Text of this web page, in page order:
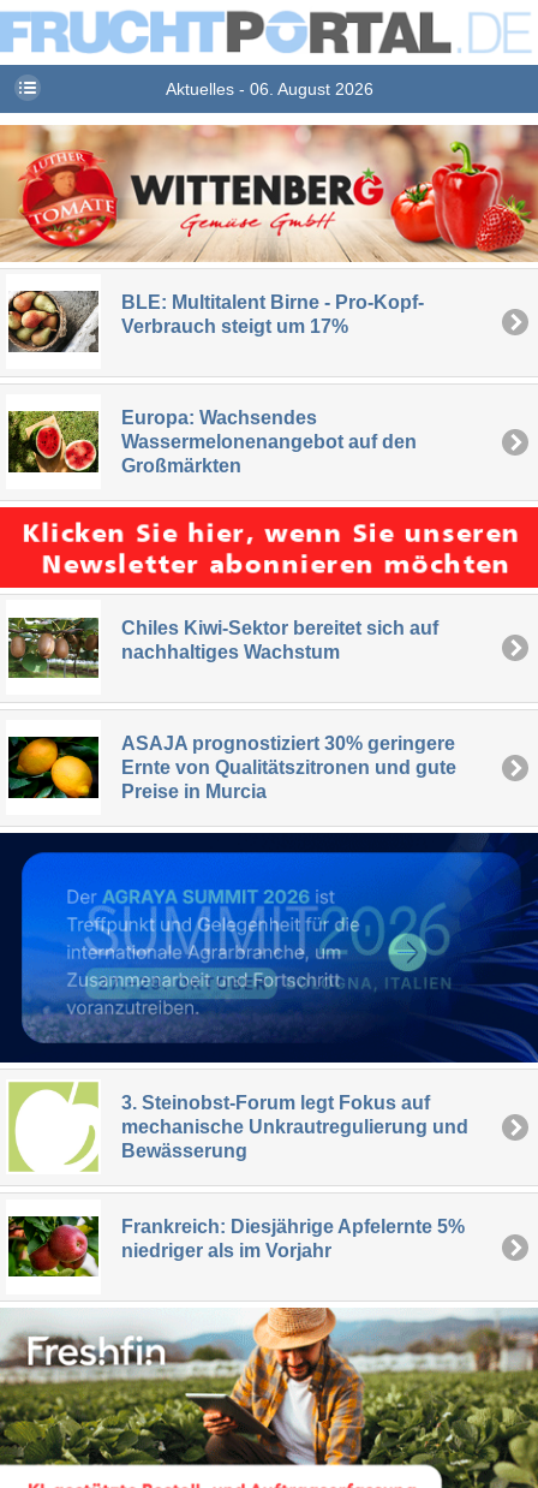
Aktuelles - 06. August 2026
BLE: Multitalent Birne - Pro-Kopf-
Verbrauch steigt um 17%
Europa: Wachsendes
Wassermelonenangebot auf den
Großmärkten
Chiles Kiwi-Sektor bereitet sich auf
nachhaltiges Wachstum
ASAJA prognostiziert 30% geringere
Ernte von Qualitätszitronen und gute
Preise in Murcia
3. Steinobst-Forum legt Fokus auf
mechanische Unkrautregulierung und
Bewässerung
Frankreich: Diesjährige Apfelernte 5%
niedriger als im Vorjahr